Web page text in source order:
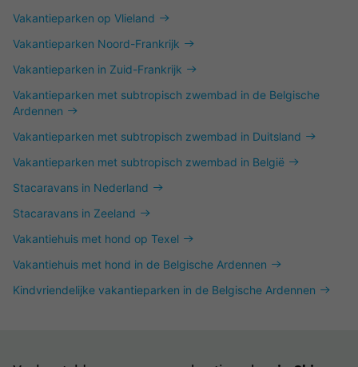
Vakantieparken op Vlieland
Vakantieparken Noord-Frankrijk
Vakantieparken in Zuid-Frankrijk
Vakantieparken met subtropisch zwembad in de Belgische
Ardennen
Vakantieparken met subtropisch zwembad in Duitsland
Vakantieparken met subtropisch zwembad in België
Stacaravans in Nederland
Stacaravans in Zeeland
Vakantiehuis met hond op Texel
Vakantiehuis met hond in de Belgische Ardennen
Kindvriendelijke vakantieparken in de Belgische Ardennen